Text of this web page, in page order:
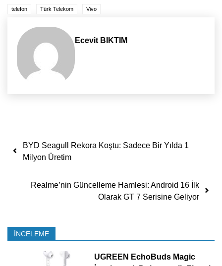
telefon Türk Telekom Vivo
Ecevit BIKTIM
Yazı dolaşımı
BYD Seagull Rekora Koştu: Sadece Bir Yılda 1
Milyon Üretim
Realme’nin Güncelleme Hamlesi: Android 16 İlk
Olarak GT 7 Serisine Geliyor
İNCELEME
UGREEN EchoBuds Magic